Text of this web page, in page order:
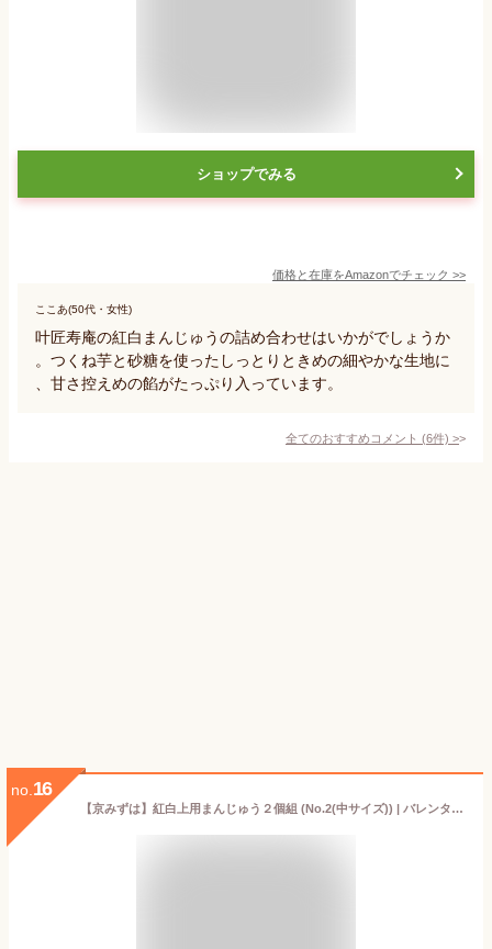
ショップでみる
価格と在庫をAmazonでチェック >>
ここあ(50代・女性)
叶匠寿庵の紅白まんじゅうの詰め合わせはいかがでしょうか
。つくね芋と砂糖を使ったしっとりときめの細やかな生地に
、甘さ控えめの餡がたっぷり入っています。
全てのおすすめコメント (6件) >
no. 16
【京みずは】紅白上用まんじゅう２個組 (No.2(中サイズ)) | バレンタイン 和菓子 ギフト プレゼント